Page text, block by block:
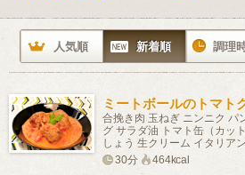
人気順 新着順 調理
ミートボールのトマト
合挽き肉 玉ねぎ ニンニク パ
グ サラダ油 トマト缶（カッ
しょう 生クリーム イタリア
30分
464kcal